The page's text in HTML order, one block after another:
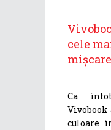
cele
mișcare
Ca
Vivobook
culoare